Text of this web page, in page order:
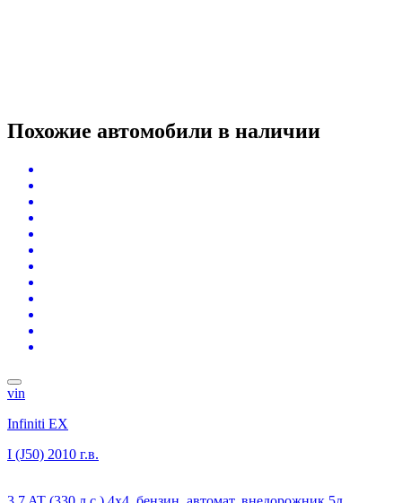
Похожие автомобили в наличии
vin
Infiniti EX
I (J50) 2010 г.в.